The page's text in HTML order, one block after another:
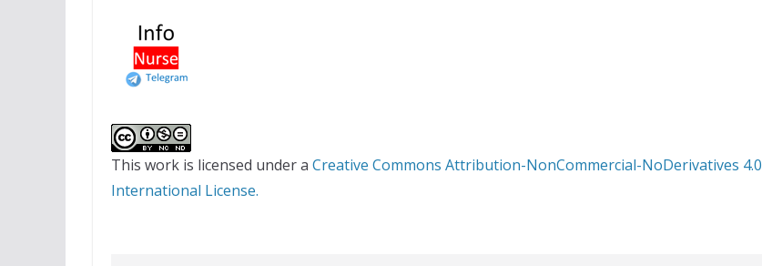
This work is licensed under a Creative Commons Attribution-NonCommercial-NoDerivatives 4.0
International License.